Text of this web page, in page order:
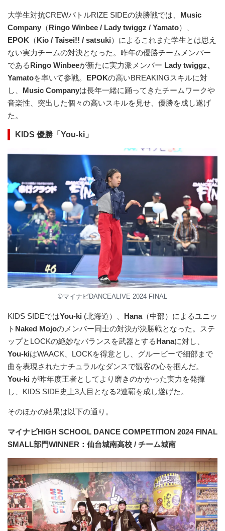
大学生対抗CREWバトルRIZE SIDEの決勝戦では、 Music
Company （Ringo Winbee / Lady twiggz / Yamato）、
EPOK （Kio / Taisei!! / satsuki）によるこれまた学生とは思え
ない実力チームの対決となった。昨年の優勝チームメンバー
であるRingo Winbeeが新たに実力派メンバー Lady twiggz、
Yamatoを率いて参戦。 EPOKの高いBREAKINGスキルに対
し、 Music Companyは長年一緒に踊ってきたチームワークや
音楽性、突出した個々の高いスキルを見せ、優勝を成し遂げ
た。
KIDS 優勝「You-ki」
©マイナビDANCEALIVE 2024 FINAL
KIDS SIDEではYou-ki (北海道）、 Hana（中部）によるユニッ
ト Naked Mojoのメンバー同士の対決が決勝戦となった。ステ
ップとLOCKの絶妙なバランスを武器とするHanaに対し、
You-kiはWAACK、LOCKを得意とし、グルービーで細部まで
曲を表現されたナチュラルなダンスで観客の心を掴んだ。
You-ki が昨年度王者としてより磨きのかかった実力を発揮
し、KIDS SIDE史上3人目となる2連覇を成し遂げた。
そのほかの結果は以下の通り。
マイナビHIGH SCHOOL DANCE COMPETITION 2024 FINAL
SMALL部門WINNER：仙台城南高校 / チーム城南